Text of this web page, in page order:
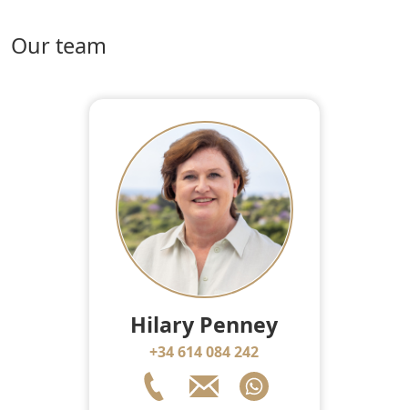
Our team
Hilary Penney
+34 614 084 242